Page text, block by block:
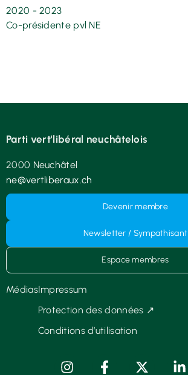
2020 - 2023
Co-présidente pvl NE
Parti vert'libéral neuchâtelois
2000 Neuchâtel
ne@vertliberaux.ch
MédiasImpressum
Protection des données ↗
Conditions d’utilisation
Devenir membre
Newsletter / Sympathisant
Espace membres